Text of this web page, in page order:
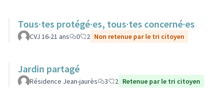
Tous·tes protégé·es, tous·tes concerné·es
CVJ 16-21 ans 0 2 Non retenue par le tri citoyen
Jardin partagé
Résidence Jean-jaurès 3 2 Retenue par le tri citoyen